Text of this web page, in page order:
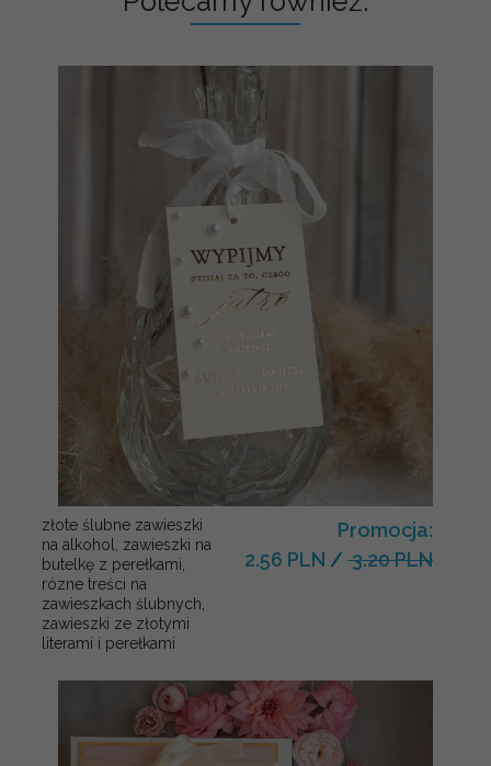
złote ślubne zawieszki
na alkohol, zawieszki na
butelkę z perełkami,
rózne treści na
zawieszkach ślubnych,
zawieszki ze złotymi
literami i perełkami
Promocja:
2.56 PLN / 3.20 PLN